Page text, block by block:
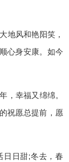
地风和艳阳笑，
心身安康。如今
，幸福又绵绵。
祝愿总提前，愿
日日甜;冬去，春